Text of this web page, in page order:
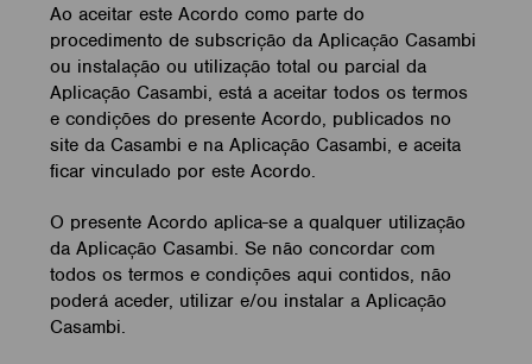
Ao aceitar este Acordo como parte do
procedimento de subscrição da Aplicação Casambi
ou instalação ou utilização total ou parcial da
Aplicação Casambi, está a aceitar todos os termos
e condições do presente Acordo, publicados no
site da Casambi e na Aplicação Casambi, e aceita
ficar vinculado por este Acordo.
O presente Acordo aplica-se a qualquer utilização
da Aplicação Casambi. Se não concordar com
todos os termos e condições aqui contidos, não
poderá aceder, utilizar e/ou instalar a Aplicação
Casambi.